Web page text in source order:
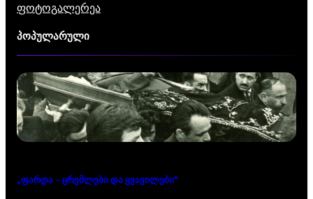
ფოტოგალერეა
პოპულარული
„ფარდა – ცრემლები და ყვავილები“